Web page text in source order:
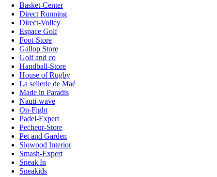
Basket-Center
Direct Running
Direct-Volley
Espace Golf
Foot-Store
Gallop Store
Golf and co
Handball-Store
House of Rugby
La sellerie de Maé
Made in Paradis
Nauti-wave
On-Fight
Padel-Expert
Pecheur-Store
Pet and Garden
Slowood Interior
Smash-Expert
Sneak'In
Sneakids